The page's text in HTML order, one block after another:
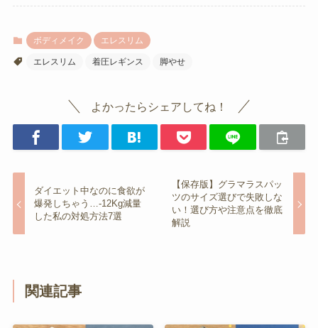
ボディメイク エレスリム
エレスリム 着圧レギンス 脚やせ
よかったらシェアしてね！
ダイエット中なのに食欲が
爆発しちゃう…-12Kg減量
した私の対処方法7選
【保存版】グラマラスパッ
ツのサイズ選びで失敗しな
い！選び方や注意点を徹底
解説
関連記事